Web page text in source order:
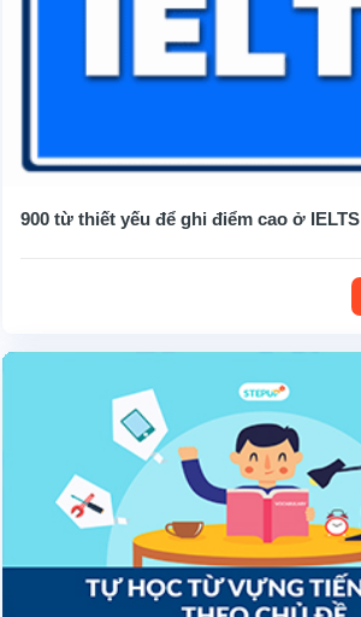
900 từ thiết yếu để ghi điểm cao ở IELTS